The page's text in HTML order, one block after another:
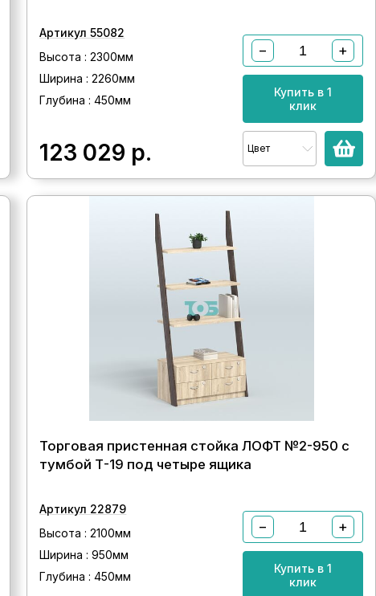
Артикул 55082
Высота : 2300мм
Ширина : 2260мм
Глубина : 450мм
123 029 р.
− +
Купить в 1
клик
Цвет
Торговая пристенная стойка ЛОФТ №2-950 с
тумбой Т-19 под четыре ящика
Артикул 22879
Высота : 2100мм
Ширина : 950мм
Глубина : 450мм
− +
Купить в 1
клик